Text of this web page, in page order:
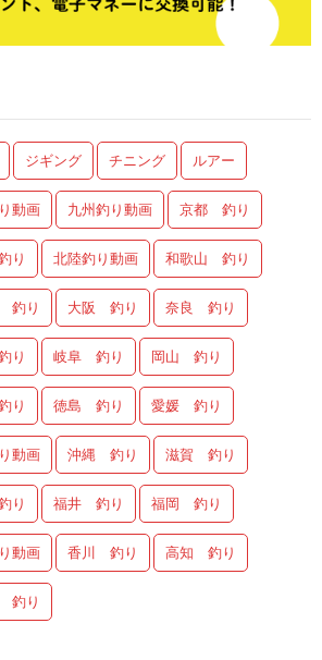
ジギング チニング ルアー
動画 九州釣り動画 京都 釣り
り 北陸釣り動画 和歌山 釣り
釣り 大阪 釣り 奈良 釣り
り 岐阜 釣り 岡山 釣り
り 徳島 釣り 愛媛 釣り
動画 沖縄 釣り 滋賀 釣り
り 福井 釣り 福岡 釣り
動画 香川 釣り 高知 釣り
釣り